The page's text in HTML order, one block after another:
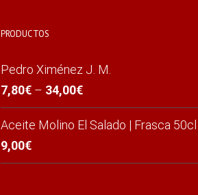
PRODUCTOS
Pedro Ximénez J. M.
7,80€ – 34,00€
Aceite Molino El Salado | Frasca 50cl
9,00€